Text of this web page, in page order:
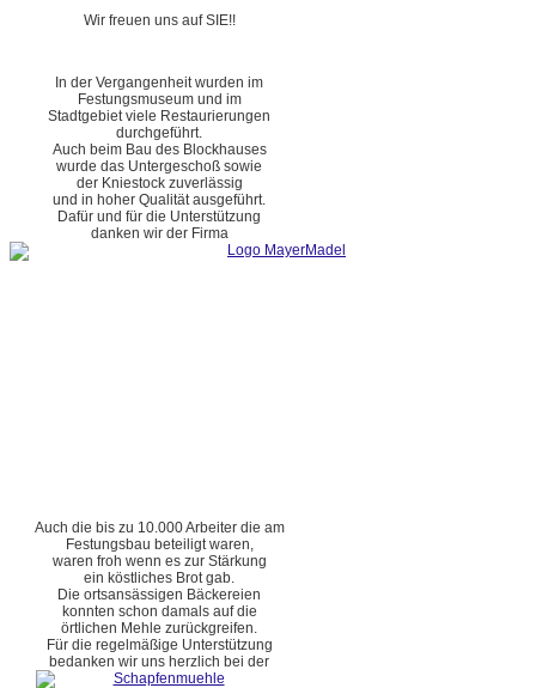
Wir freuen uns auf SIE!!
In der Vergangenheit wurden im
Festungsmuseum und im
Stadtgebiet viele Restaurierungen
durchgeführt.
Auch beim Bau des Blockhauses
wurde das Untergeschoß sowie
der Kniestock zuverlässig
und in hoher Qualität ausgeführt.
Dafür und für die Unterstützung
danken wir der Firma
Auch die bis zu 10.000 Arbeiter die am
Festungsbau beteiligt waren,
waren froh wenn es zur Stärkung
ein köstliches Brot gab.
Die ortsansässigen Bäckereien
konnten schon damals auf die
örtlichen Mehle zurückgreifen.
Für die regelmäßige Unterstützung
bedanken wir uns herzlich bei der